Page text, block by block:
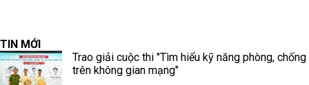
TIN MỚI
Trao giải cuộc thi "Tìm hiểu kỹ năng phòng,
trên không gian mạng"